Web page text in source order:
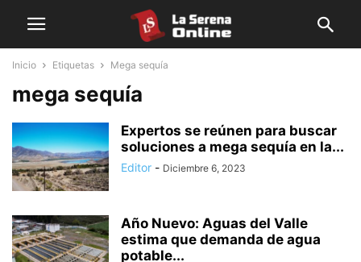
Inicio Etiquetas Mega sequía
mega sequía
Expertos se reúnen para buscar
soluciones a mega sequía en la...
Editor - Diciembre 6, 2023
Año Nuevo: Aguas del Valle
estima que demanda de agua
potable...